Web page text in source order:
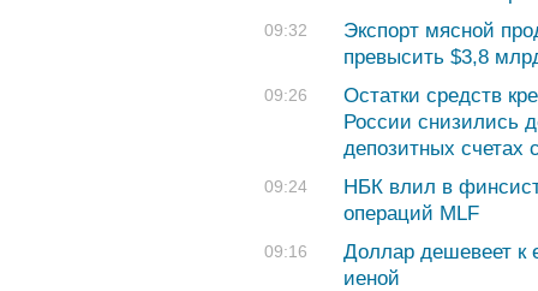
09:32
Экспорт мясной
превысить $3,8
09:26
Остатки средств
России снизились
депозитных счетах
09:24
НБК влил в
операций MLF
09:16
Доллар дешевеет к
иеной